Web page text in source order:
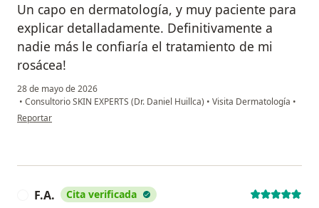
Un capo en dermatología, y muy paciente para
explicar detalladamente. Definitivamente a
nadie más le confiaría el tratamiento de mi
rosácea!
28 de mayo de 2026
• Consultorio SKIN EXPERTS (Dr. Daniel Huillca) • Visita Dermatología •
en opinión del usuario Almendra Pacheco
Reportar
F.A. Cita verificada